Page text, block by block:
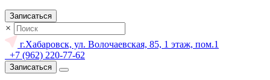
Записаться
×
г.Хабаровск, ул. Волочаевская, 85, 1 этаж, пом.1
+7 (962) 220-77-62
Записаться